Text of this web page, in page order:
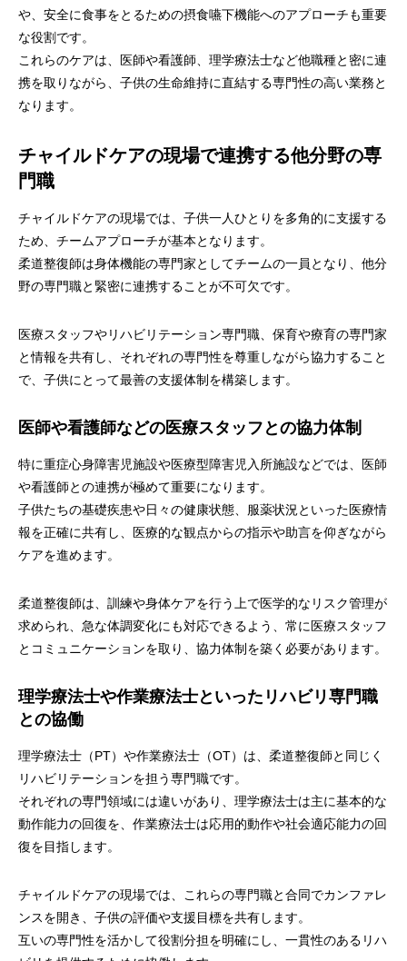
や、安全に食事をとるための摂食嚥下機能へのアプローチも重要
な役割です。
これらのケアは、医師や看護師、理学療法士など他職種と密に連
携を取りながら、子供の生命維持に直結する専門性の高い業務と
なります。
チャイルドケアの現場で連携する他分野の専
門職
チャイルドケアの現場では、子供一人ひとりを多角的に支援する
ため、チームアプローチが基本となります。
柔道整復師は身体機能の専門家としてチームの一員となり、他分
野の専門職と緊密に連携することが不可欠です。
医療スタッフやリハビリテーション専門職、保育や療育の専門家
と情報を共有し、それぞれの専門性を尊重しながら協力すること
で、子供にとって最善の支援体制を構築します。
医師や看護師などの医療スタッフとの協力体制
特に重症心身障害児施設や医療型障害児入所施設などでは、医師
や看護師との連携が極めて重要になります。
子供たちの基礎疾患や日々の健康状態、服薬状況といった医療情
報を正確に共有し、医療的な観点からの指示や助言を仰ぎながら
ケアを進めます。
柔道整復師は、訓練や身体ケアを行う上で医学的なリスク管理が
求められ、急な体調変化にも対応できるよう、常に医療スタッフ
とコミュニケーションを取り、協力体制を築く必要があります。
理学療法士や作業療法士といったリハビリ専門職
との協働
理学療法士（PT）や作業療法士（OT）は、柔道整復師と同じく
リハビリテーションを担う専門職です。
それぞれの専門領域には違いがあり、理学療法士は主に基本的な
動作能力の回復を、作業療法士は応用的動作や社会適応能力の回
復を目指します。
チャイルドケアの現場では、これらの専門職と合同でカンファレ
ンスを開き、子供の評価や支援目標を共有します。
互いの専門性を活かして役割分担を明確にし、一貫性のあるリハ